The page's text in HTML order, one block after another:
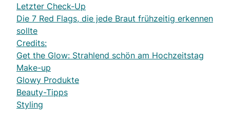
Letzter Check-Up
Die 7 Red Flags, die jede Braut frühzeitig erkennen
sollte
Credits:
Get the Glow: Strahlend schön am Hochzeitstag
Make-up
Glowy Produkte
Beauty-Tipps
Styling